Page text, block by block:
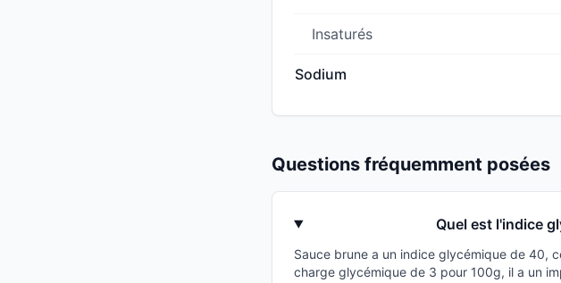
Insaturés
Sodium
Questions fréquemment posées
Quel est l'indice
Sauce brune a un indice glycémique de 40,
charge glycémique de 3 pour 100g, il a un